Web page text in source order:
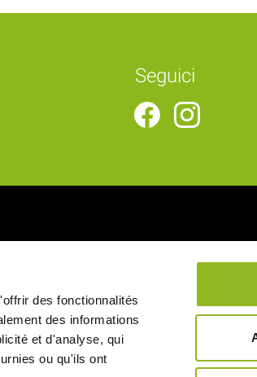
des fonctionnalités
des informations
et d'analyse, qui
ou qu'ils ont
Seguici
Note legali
Condizioni
Pagamento sicuro